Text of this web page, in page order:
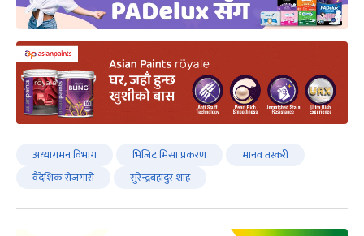
अध्यागमन विभाग भिजिट भिसा प्रकरण
मानव तस्करी
वैदेशिक रोजगारी
सुरेन्द्रबहादुर शाह